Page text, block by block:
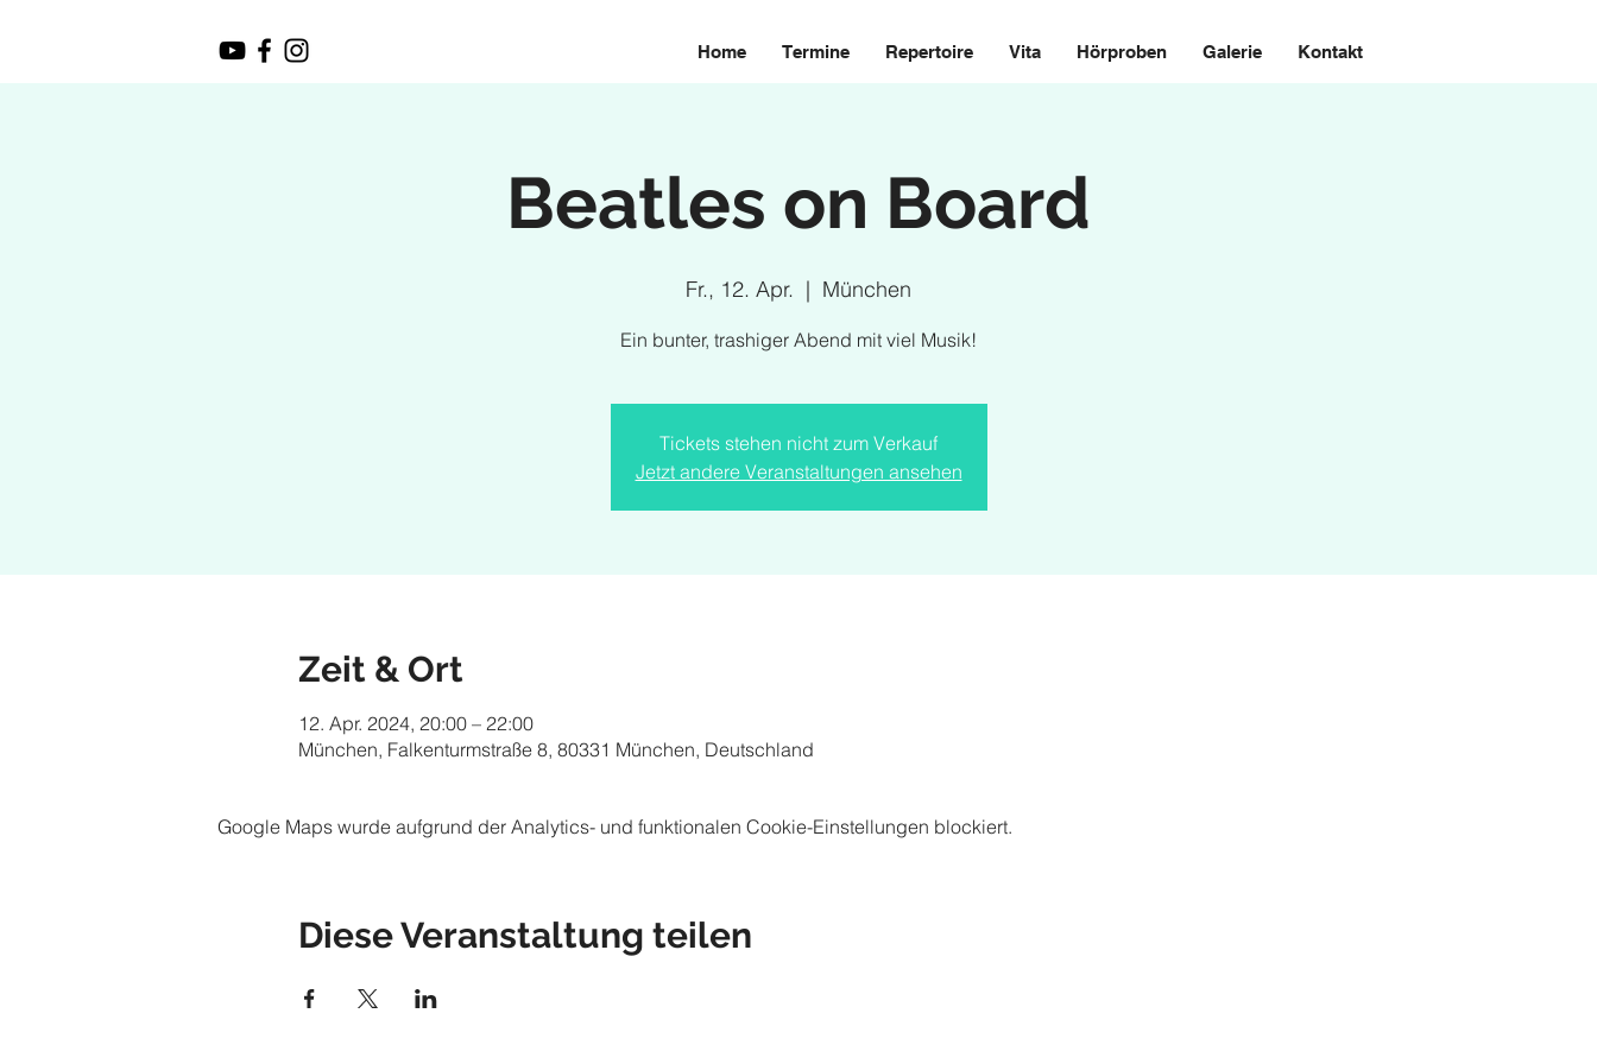
Home Termine Repertoire Vita Hörproben Galerie Kontakt
Beatles on Board
Fr., 12. Apr.
  |
München
Ein bunter, trashiger Abend mit viel Musik!
Tickets stehen nicht zum Verkauf
Jetzt andere Veranstaltungen ansehen
Zeit & Ort
12. Apr. 2024, 20:00 – 22:00
München, Falkenturmstraße 8, 80331 München, Deutschland
Google Maps wurde aufgrund der Analytics- und funktionalen Cookie-Einstellungen blockiert.
Diese Veranstaltung teilen